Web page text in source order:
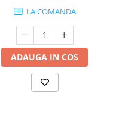
LA COMANDA
ADAUGA IN COS